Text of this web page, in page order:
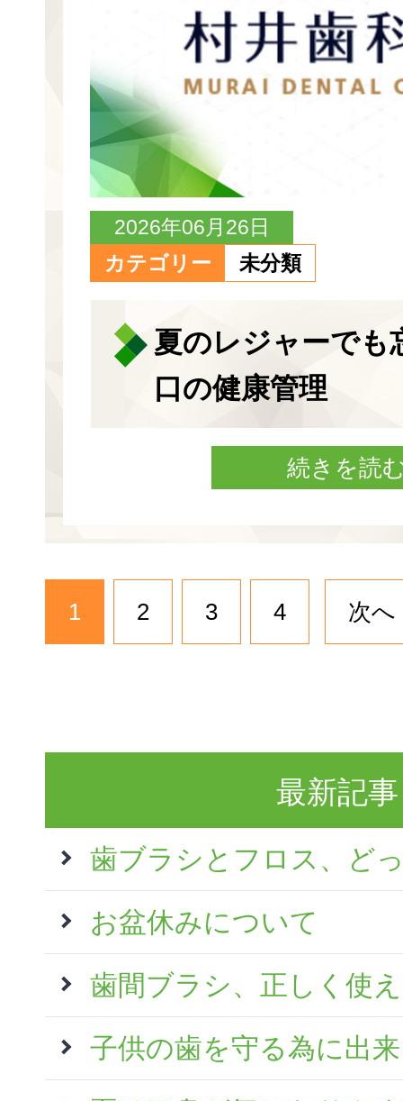
2026年06月26日
カテゴリー
未分類
夏のレジャーでも
口の健康管理
続きを読
1 2 3 4 次へ
最新記事
歯ブラシとフロス、ど
お盆休みについて
歯間ブラシ、正しく使
子供の歯を守る為に出